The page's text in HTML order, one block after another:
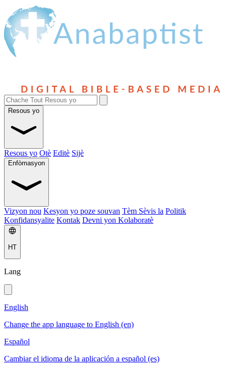
Resous yo
Resous yo Otè Editè Sijè
Enfòmasyon
Vizyon nou Kesyon yo poze souvan Tèm Sèvis la Politik
Konfidansyalite Kontak Devni yon Kolaboratè
HT
Lang
English
Change the app language to English (en)
Español
Cambiar el idioma de la aplicación a español (es)